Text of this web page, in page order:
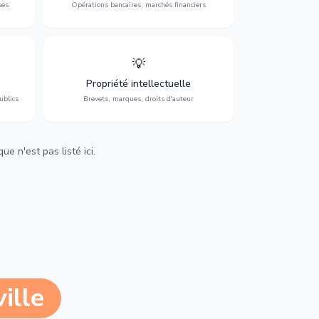
Opérations bancaires, marchés financiers
💡
Propriété intellectuelle
Brevets, marques, droits d'auteur
Protection de vos créations : brevets,
marques, droits d'auteur et lutte contre la
contrefaçon.
n'est pas listé ici.